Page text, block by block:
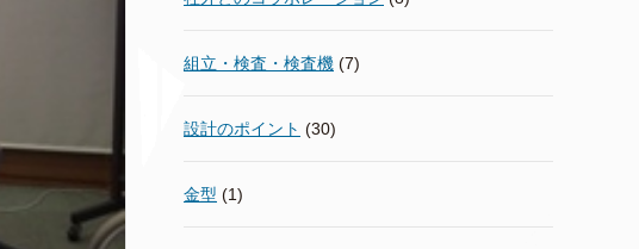
組立・検査・検査機 (7)
設計のポイント (30)
金型 (1)